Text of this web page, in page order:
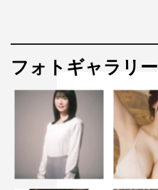
フォトギャラリー